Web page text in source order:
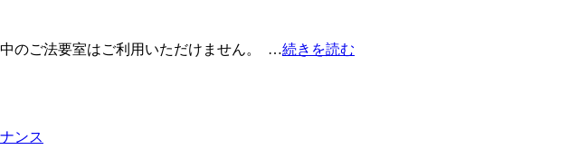
のご法要室はご利用いただけません。 …続きを読む